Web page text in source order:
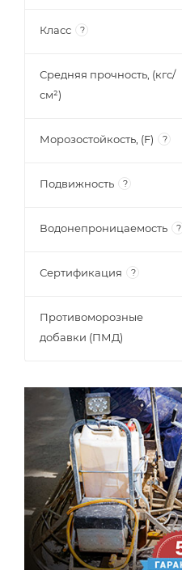
Класс ?
Средняя прочность, (кгс/
см²)
Морозостойкость, (F) ?
Подвижность ?
Водонепроницаемость ?
Сертификация ?
Противоморозные
добавки (ПМД)